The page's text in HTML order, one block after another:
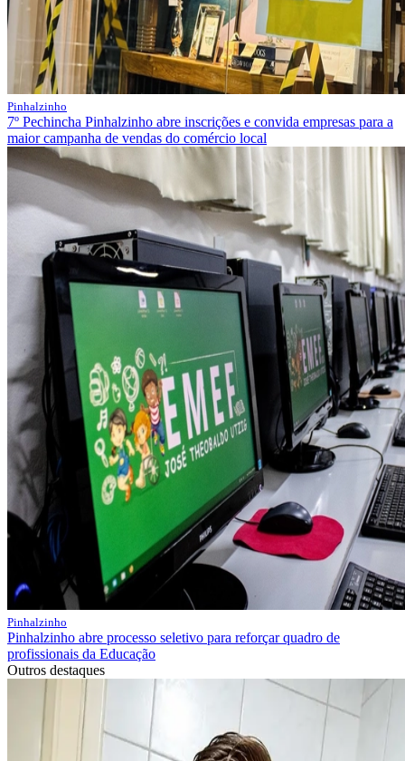
Pinhalzinho
7º Pechincha Pinhalzinho abre inscrições e convida empresas para a
maior campanha de vendas do comércio local
Pinhalzinho
Pinhalzinho abre processo seletivo para reforçar quadro de
profissionais da Educação
Outros destaques